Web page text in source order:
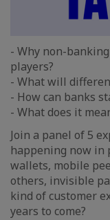
- Why non-
players?
- What will
- How can banks
- What does it
Join a panel of 5
happening now in
wallets, mobile
others, invisible
kind of customer
years to come?